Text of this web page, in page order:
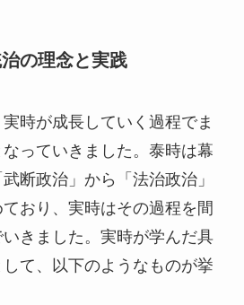
の理念と実践
時が成長していく過程でま
っていきました。泰時は幕
断政治」から「法治政治」
おり、実時はその過程を間
きました。実時が学んだ具
て、以下のようなものが挙